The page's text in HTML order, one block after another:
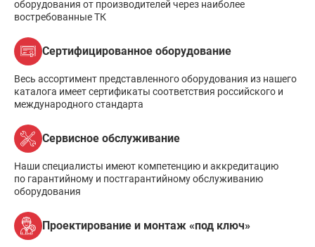
оборудования от производителей через наиболее
востребованные ТК
Сертифицированное оборудование
Весь ассортимент представленного оборудования из нашего
каталога имеет сертификаты соответствия российского и
международного стандарта
Сервисное обслуживание
Наши специалисты имеют компетенцию и аккредитацию
по гарантийному и постгарантийному обслуживанию
оборудования
Проектирование и монтаж «под ключ»